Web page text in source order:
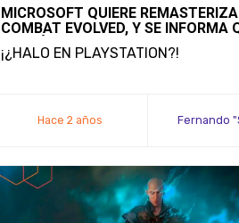
MICROSOFT QUIERE
COMBAT EVOLVED, Y SE INFORMA
PODRÍA LANZARSE EN
¡¿HALO EN PLAYSTATION?!
Hace 2 años
Fernando